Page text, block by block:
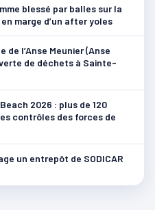
blessé par balles sur la
marge d’un after yoles
de l’Anse Meunier (Anse
de déchets à Sainte-
2026 : plus de 120
contrôles des forces de
un entrepôt de SODICAR